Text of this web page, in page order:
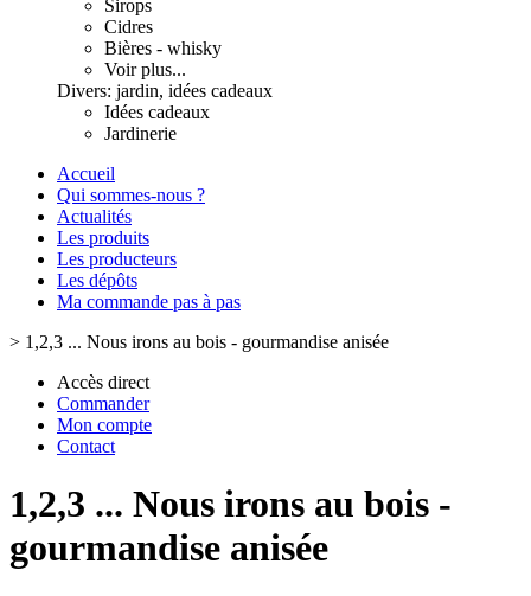
Sirops
Cidres
Bières - whisky
Voir plus...
Divers: jardin, idées cadeaux
Idées cadeaux
Jardinerie
Accueil
Qui sommes-nous ?
Actualités
Les produits
Les producteurs
Les dépôts
Ma commande pas à pas
> 1,2,3 ... Nous irons au bois - gourmandise anisée
Accès direct
Commander
Mon compte
Contact
1,2,3 ... Nous irons au bois -
gourmandise anisée